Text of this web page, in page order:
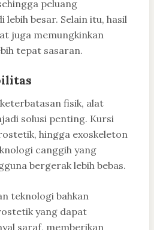
peluang
lebih besar. Selain itu, hasil
juga memungkinkan
tepat sasaran.
fisik, alat
solusi penting. Kursi
hingga exoskeleton
canggih yang
bergerak lebih bebas.
teknologi bahkan
yang dapat
saraf, memberikan